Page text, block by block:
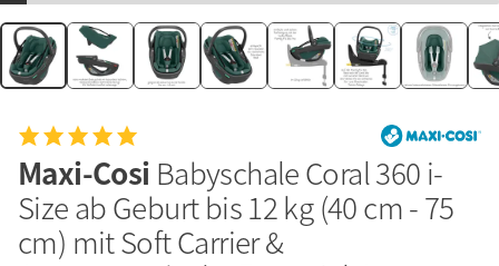
Maxi-Cosi Babyschale Coral 360 i-
Size ab Geburt bis 12 kg (40 cm - 75
cm) mit Soft Carrier &